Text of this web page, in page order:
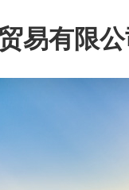
易有限